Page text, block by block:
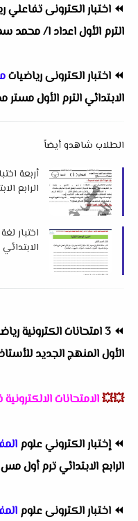
⏪
الترم الأول اعداد ا/ محمد
⏪ اختبار الكترونى رياضيات
الابتدائي الترم الأول
الطلاب شاهدو أيضاً
أربعة
اختبار
⏪
3 امتحانات الكترونية
الأول المنهج الجديد
💥💥الامتحانات
⏪إختبار الكتروني علوم
الرابع الابتدائي ترم أول
⏪ اختبار الكترونى علوم